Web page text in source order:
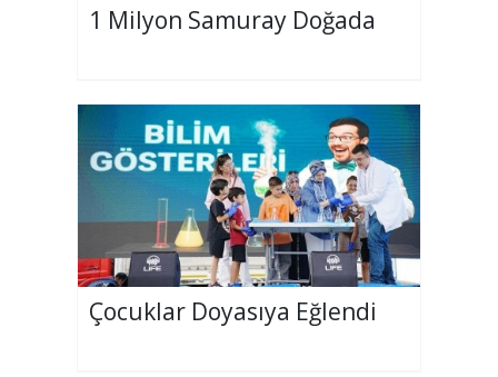
1 Milyon Samuray Doğada
Çocuklar Doyasıya Eğlendi